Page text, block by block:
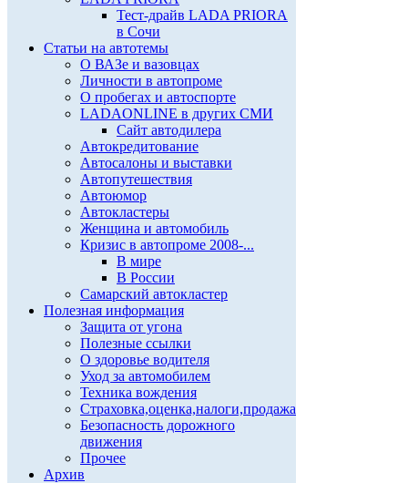
Тест-драйв LADA PRIORA
в Сочи
Статьи на автотемы
О ВАЗе и вазовцах
Личности в автопроме
О пробегах и автоспорте
LADAONLINE в других СМИ
Сайт автодилера
Автокредитование
Автосалоны и выставки
Автопутешествия
Автоюмор
Автокластеры
Женщина и автомобиль
Кризис в автопроме 2008-...
В мире
В России
Самарский автокластер
Полезная информация
Защита от угона
Полезные ссылки
О здоровье водителя
Уход за автомобилем
Техника вождения
Страховка,оценка,налоги,продажа
Безопасность дорожного
движения
Прочее
Архив